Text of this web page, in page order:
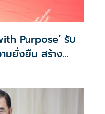
Purpose’ รับ
มยั่งยืน สร้าง